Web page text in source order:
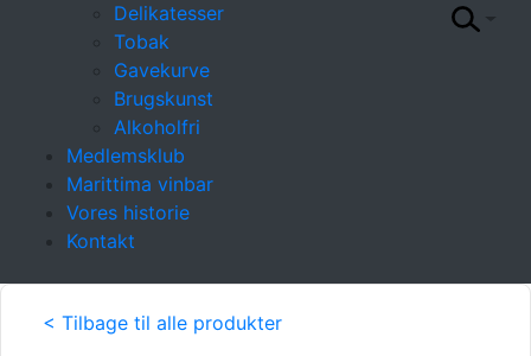
Delikatesser
Tobak
Gavekurve
Brugskunst
Alkoholfri
Medlemsklub
Marittima vinbar
Vores historie
Kontakt
< Tilbage til alle produkter